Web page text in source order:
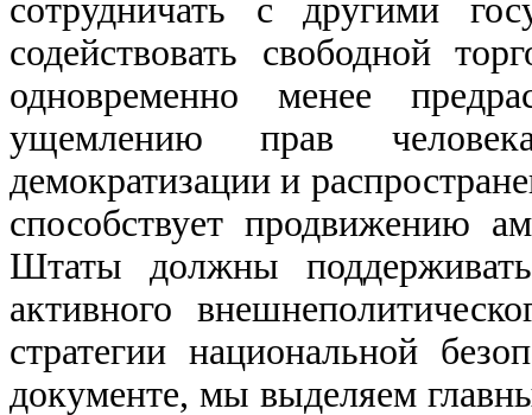
сотрудничать с другими
содействовать свободной
одновременно менее
ущемлению прав
демократизации и
способствует продвижению
Штаты должны
активного
стратегии национальной
документе, мы выделяем